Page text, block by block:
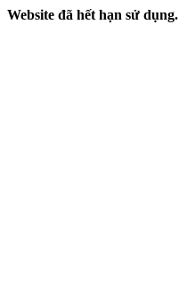
Website đã hết hạn sử dụng.